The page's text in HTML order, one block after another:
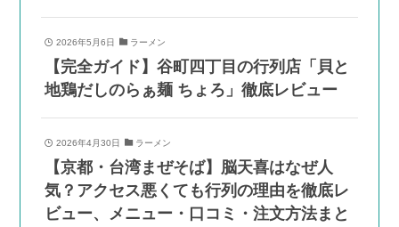
2026年5月6日 ラーメン
【完全ガイド】谷町四丁目の行列店「貝と
地鶏だしのらぁ麺 ちょろ」徹底レビュー
2026年4月30日 ラーメン
【京都・台湾まぜそば】脳天喜はなぜ人
気？アクセス悪くても行列の理由を徹底レ
ビュー、メニュー・口コミ・注文方法まと